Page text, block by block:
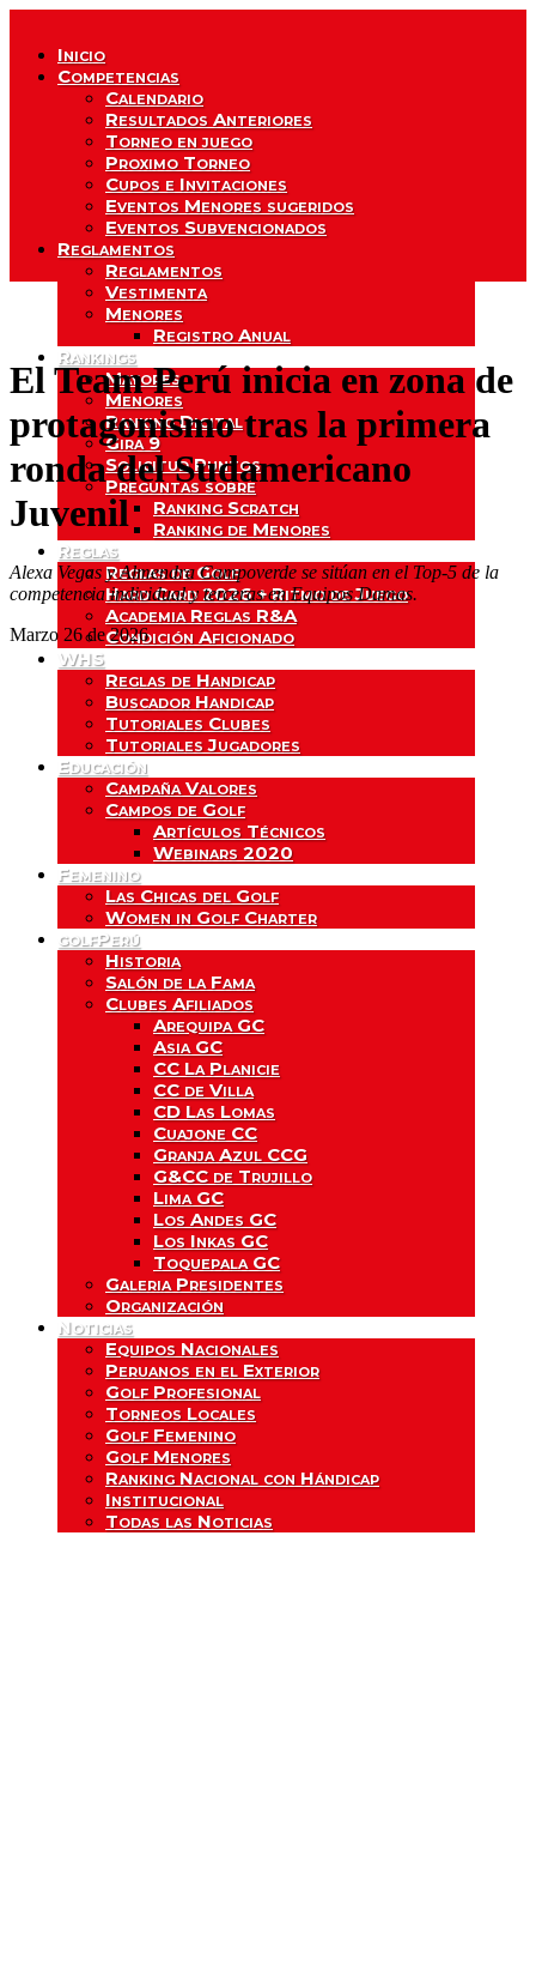
Inicio
Competencias
Calendario
Resultados Anteriores
Torneo en juego
Proximo Torneo
Cupos e Invitaciones
Eventos Menores sugeridos
Eventos Subvencionados
Reglamentos
Reglamentos
Vestimenta
Menores
Registro Anual
Rankings
Mayores
Menores
Ranking Digital
Gira 9
Solicitud Puntos
Preguntas sobre
Ranking Scratch
Ranking de Menores
Reglas
Reglas de Golf
Hard Card 2026 + Ritmo de Juego
Academia Reglas R&A
Condición Aficionado
WHS
Reglas de Handicap
Buscador Handicap
Tutoriales Clubes
Tutoriales Jugadores
Educación
Campaña Valores
Campos de Golf
Artículos Técnicos
Webinars 2020
Femenino
Las Chicas del Golf
Women in Golf Charter
golfPerú
Historia
Salón de la Fama
Clubes Afiliados
Arequipa GC
Asia GC
CC La Planicie
CC de Villa
CD Las Lomas
Cuajone CC
Granja Azul CCG
G&CC de Trujillo
Lima GC
Los Andes GC
Los Inkas GC
Toquepala GC
Galeria Presidentes
Organización
Noticias
Equipos Nacionales
Peruanos en el Exterior
Golf Profesional
Torneos Locales
Golf Femenino
Golf Menores
Ranking Nacional con Hándicap
Institucional
Todas las Noticias
El Team Perú inicia en zona de
protagonismo tras la primera
ronda del Sudamericano
Juvenil
Alexa Vegas y Almendra Campoverde se sitúan en el Top-5 de la
competencia individual y terceras en Equipos Damas.
Marzo 26 de 2026